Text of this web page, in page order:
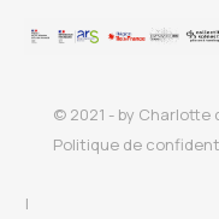
© 2021 - by Charlotte
Politique de